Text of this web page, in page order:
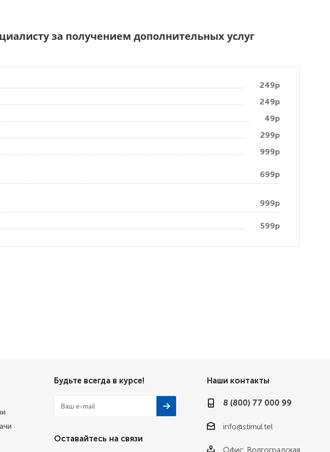
за получением дополнительных услуг
249р
249р
49р
299р
999р
699р
999р
599р
Будьте всегда в курсе!
Оставайтесь на связи
Наши контакты
8 (800) 77 000 99
info@stimul.tel
Офис: Волгоградская